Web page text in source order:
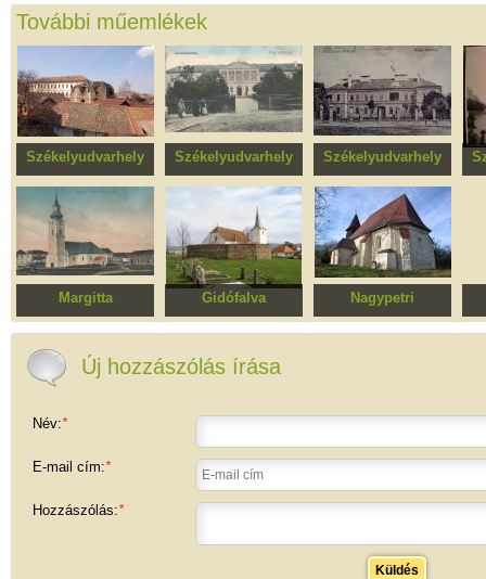
További műemlékek
Székelyudvarhely
Székely Támadt vára
Székelyudvarhely
Eötvös József
Mezőgazdasági
Szakközépiskola
Székelyudvarhely
Városi kórház
Margitta
Református templom
Gidófalva
Református templom
Nagypetri
Református
Új hozzászólás írása
Név:*
E-mail cím:*
Hozzászólás:*
Küldés